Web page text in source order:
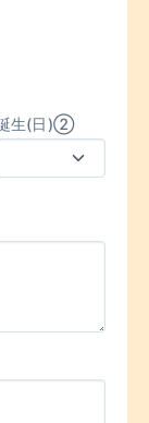
生(日)②